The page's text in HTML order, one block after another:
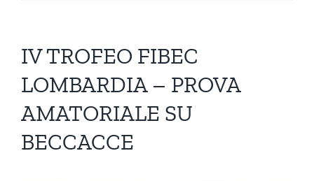
IV TROFEO FIBEC
LOMBARDIA – PROVA
AMATORIALE SU
BECCACCE